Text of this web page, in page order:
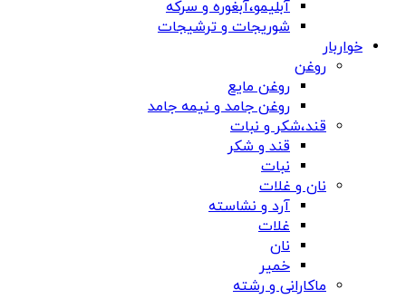
آبلیمو،آبغوره و سرکه
شوریجات و ترشیجات
خواربار
روغن
روغن مایع
روغن جامد و نیمه جامد
قند،شکر و نبات
قند و شکر
نبات
نان و غلات
آرد و نشاسته
غلات
نان
خمیر
ماکارانی و رشته